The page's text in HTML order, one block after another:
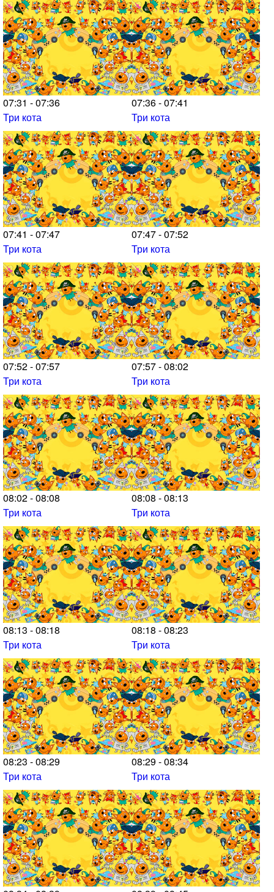
07:31 - 07:36
Три кота
07:36 - 07:41
Три кота
07:41 - 07:47
Три кота
07:47 - 07:52
Три кота
07:52 - 07:57
Три кота
07:57 - 08:02
Три кота
08:02 - 08:08
Три кота
08:08 - 08:13
Три кота
08:13 - 08:18
Три кота
08:18 - 08:23
Три кота
08:23 - 08:29
Три кота
08:29 - 08:34
Три кота